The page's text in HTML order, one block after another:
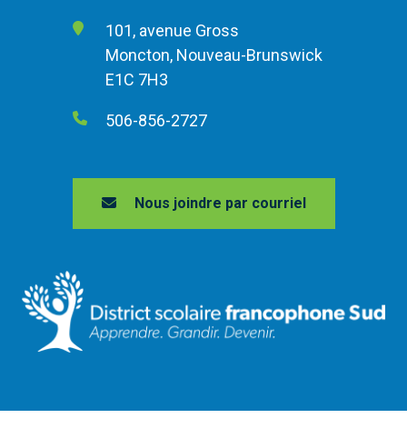
101, avenue Gross
Moncton, Nouveau-Brunswick
E1C 7H3
506-856-2727
Nous joindre par courriel